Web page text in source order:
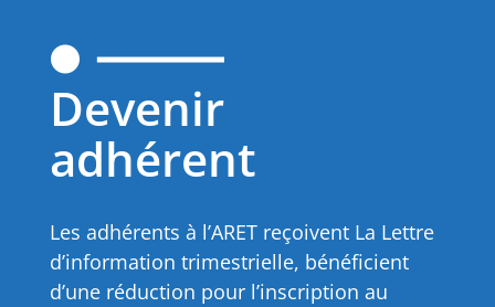
Devenir
adhérent
Les adhérents à l’ARET reçoivent La Lettre
d’information trimestrielle, bénéficient
d’une réduction pour l’inscription au